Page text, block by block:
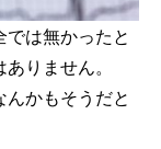
は無かったと
りません。
かもそうだと